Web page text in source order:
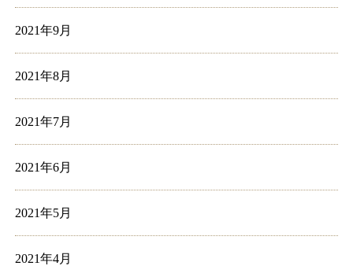
2021年9月
2021年8月
2021年7月
2021年6月
2021年5月
2021年4月